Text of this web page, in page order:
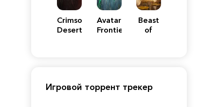
Crimson
Desert
Avatar:
Frontiers
Beast
of
Игровой торрент трекер